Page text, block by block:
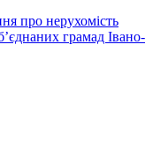
про нерухомість
грамад Івано-